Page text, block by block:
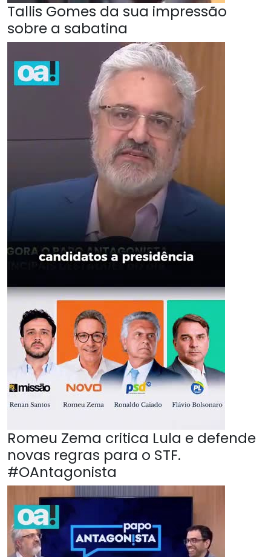
Tallis Gomes da sua impressão
sobre a sabatina
Romeu Zema critica Lula e defende
novas regras para o STF.
#OAntagonista